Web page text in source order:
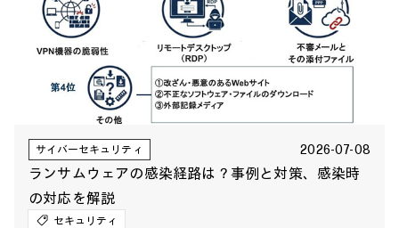
サイバーセキュリティ 2026-07-08
ランサムウェアの感染経路は？事例と対策、感染時
の対応を解説
セキュリティ